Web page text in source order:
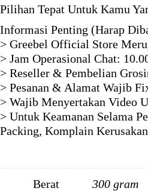
Pilihan Tepat Untuk Kamu
Informasi Penting (Harap
> Greebel Official Store
> Jam Operasional Chat:
> Reseller & Pembelian
> Pesanan & Alamat Wajib
> Wajib Menyertakan Video
> Untuk Keamanan Selama
Packing, Komplain
Berat 300 gram